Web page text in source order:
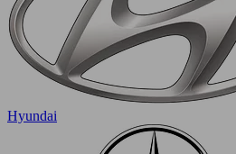
Hyundai